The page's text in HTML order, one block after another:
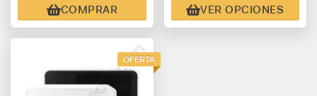
COMPRAR VER OPCIONES
OFERTA